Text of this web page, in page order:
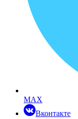
MAX
Вконтакте